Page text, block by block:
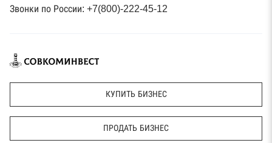
Звонки по России: +7(800)-222-45-12
КУПИТЬ БИЗНЕС
ПРОДАТЬ БИЗНЕС